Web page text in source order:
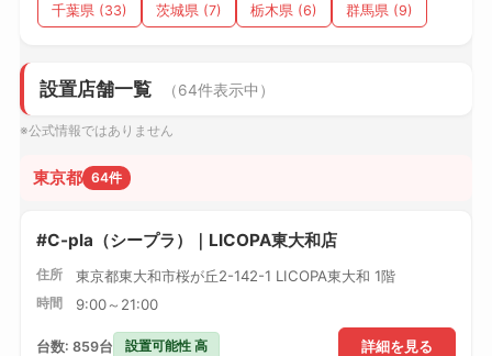
千葉県 (33) 茨城県 (7) 栃木県 (6) 群馬県 (9)
設置店舗一覧 （64件表示中）
※公式情報ではありません
東京都 64件
#C-pla（シープラ）｜LICOPA東大和店
住所 東京都東大和市桜が丘2-142-1 LICOPA東大和 1階
時間 9:00～21:00
詳細を見る
台数: 859台 設置可能性 高